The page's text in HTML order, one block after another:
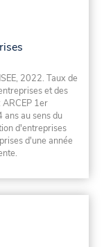
2022. Taux de
et des
1er
au sens du
d'entreprises
d'une année